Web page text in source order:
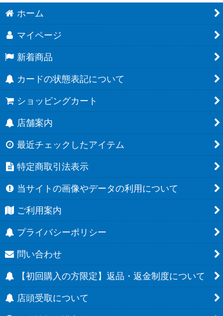
ホーム
マイページ
新着商品
カードの状態表記について
ショッピングカート
店舗案内
最近チェックしたアイテム
特定商取引法表示
当サイトの画像やデータの利用について
ご利用案内
プライバシーポリシー
問い合わせ
【初回購入の方限定】返品・返金制度について
店頭受取について